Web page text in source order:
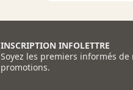
INSCRIPTION INFOLETTRE
Soyez les premiers informés de
promotions.